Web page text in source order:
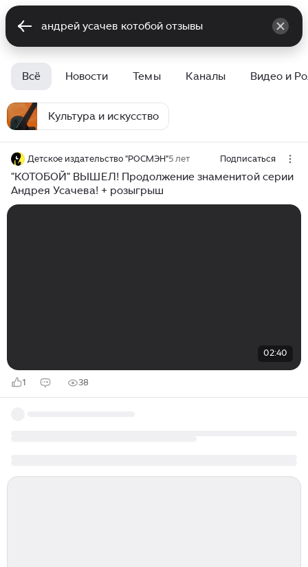
Всё Новости Темы Каналы Видео и
Культура и искусство
Детское издательство "РОСМЭН"5 лет Подписаться
"КОТОБОЙ" ВЫШЕЛ! Продолжение знаменитой серии
Андрея Усачева! + розыгрыш
02:40
1 38